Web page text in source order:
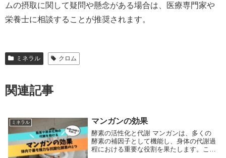
ムの摂取に関して疑問や懸念がある場合は、医療専門家や
栄養士に相談することが推奨されます。
ミネラル クロム
関連記事
ミネラル マンガンの効果
酵素の活性化と代謝 マンガンは、多くの
酵素の補因子として機能し、身体の代謝過
程における重要な役割を果たします。これ